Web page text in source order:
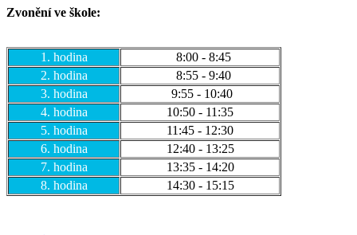
Zvonění ve škole:
1. hodina
8:00 - 8:45
2. hodina
8:55 - 9:40
3. hodina
9:55 - 10:40
4. hodina
10:50 - 11:35
5. hodina
11:45 - 12:30
6. hodina
12:40 - 13:25
7. hodina
13:35 - 14:20
8. hodina
14:30 - 15:15